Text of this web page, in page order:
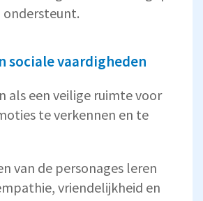
sociale vaardigheden
als een veilige ruimte voor
te verkennen en te
van de personages leren
vriendelijkheid en